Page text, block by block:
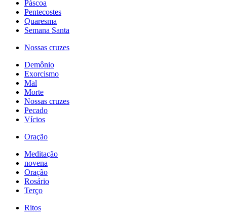
Páscoa
Pentecostes
Quaresma
Semana Santa
Nossas cruzes
Demônio
Exorcismo
Mal
Morte
Nossas cruzes
Pecado
Vícios
Oração
Meditação
novena
Oração
Rosário
Terço
Ritos